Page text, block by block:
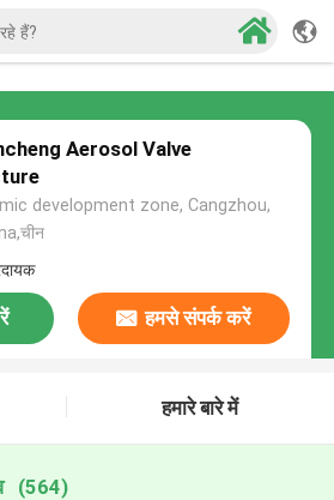
Aerosol Valve
development zone, Cangzhou,
हमसे संपर्क करें
हमारे बारे में
(564)